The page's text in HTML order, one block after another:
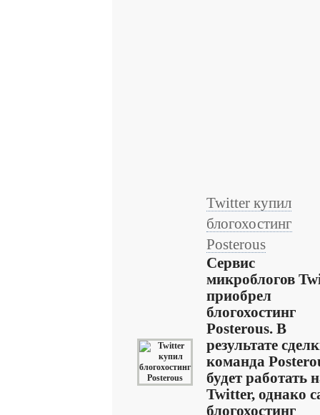
Twitter купил
блогохостинг
Posterous
Сервис
микроблогов
приобрел
блогохостинг
Posterous. В
результате
команда
будет работать
Twitter, однако
блогохостинг